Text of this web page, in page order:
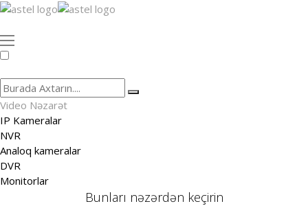
Video Nəzarət
IP Kameralar
NVR
Analoq kameralar
DVR
Monitorlar
Bunları nəzərdən keçirin